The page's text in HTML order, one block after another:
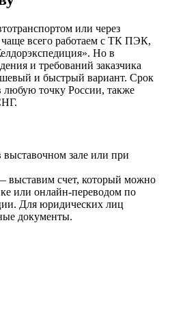
или через
всего работаем с ТК ПЭК,
Но в
и требований заказчика
и быстрый вариант. Срок
любую точку России, также
зале или при
выставим счет, который можно
или онлайн-переводом по
Для юридических лиц
документы.